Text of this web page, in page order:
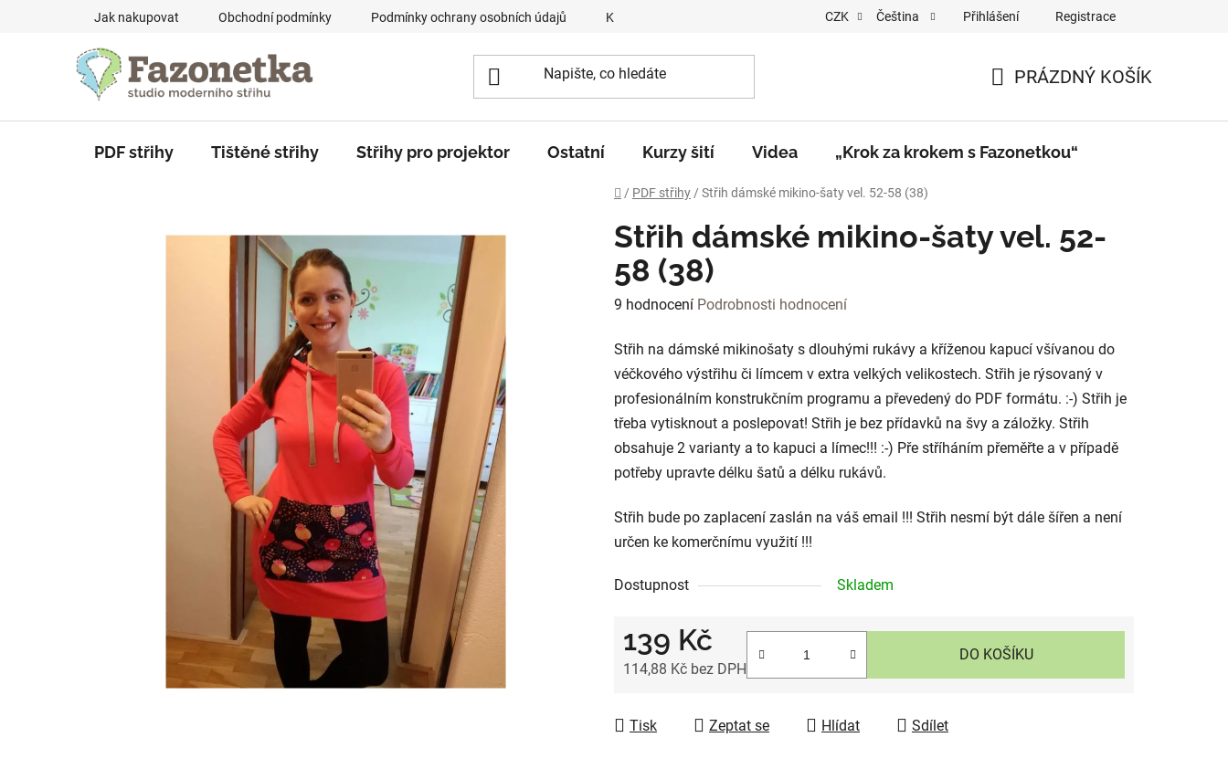
Jak nakupovat Obchodní podmínky Podmínky ochrany osobních údajů Kontakty „Krok za krokem s Fazonetkou“ Videa
CZK Čeština Přihlášení Registrace
KOŠÍK
PRÁZDNÝ KOŠÍK
PDF střihy Tištěné střihy Střihy pro projektor Ostatní Kurzy šití Videa „Krok za krokem s Fazonetkou“
Domů
/ PDF střihy / Střih dámské mikino-šaty vel. 52-58 (38)
Střih dámské mikino-šaty vel. 52-
58 (38)
Průměrné
produktu
je
3,7
z
5
hvězdiček.
9 hodnocení Podrobnosti hodnocení
Střih na dámské mikinošaty s dlouhými rukávy a kříženou kapucí všívanou do
véčkového výstřihu či límcem v extra velkých velikostech. Střih je rýsovaný v
profesionálním konstrukčním programu a převedený do PDF formátu. :-) Střih je
třeba vytisknout a poslepovat! Střih je bez přídavků na švy a záložky. Střih
obsahuje 2 varianty a to kapuci a límec!!! :-) Pře stříháním přeměřte a v případě
potřeby upravte délku šatů a délku rukávů.
Střih bude po zaplacení zaslán na váš email !!! Střih nesmí být dále šířen a není
určen ke komerčnímu využití !!!
Dostupnost Skladem
139 Kč
114,88 Kč bez DPH
DO KOŠÍKU
Tisk Zeptat se Hlídat Sdílet